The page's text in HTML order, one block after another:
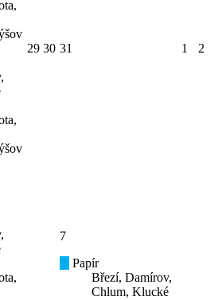
29 30 31 1 2
7
Papír
Březí, Damírov,
Chlum, Klucké